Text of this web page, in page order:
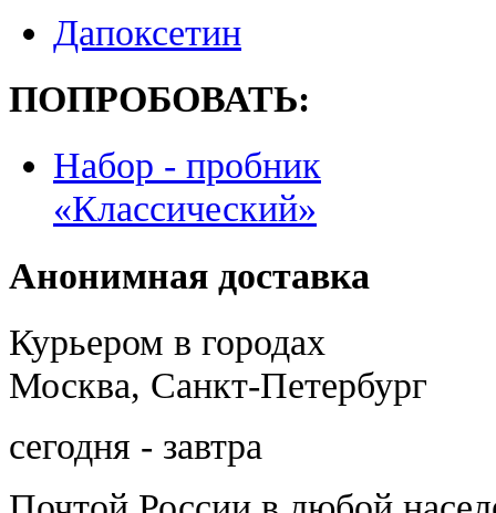
Дапоксетин
ПОПРОБОВАТЬ:
Набор - пробник
«Классический»
Анонимная доставка
Курьером в городах
Москва, Санкт-Петербург
сегодня - завтра